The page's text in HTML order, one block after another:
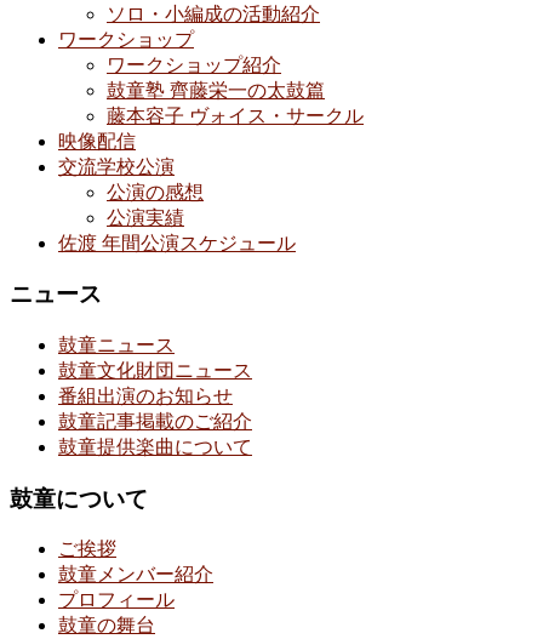
ソロ・小編成の活動紹介
ワークショップ
ワークショップ紹介
鼓童塾 齊藤栄一の太鼓篇
藤本容子 ヴォイス・サークル
映像配信
交流学校公演
公演の感想
公演実績
佐渡 年間公演スケジュール
ニュース
鼓童ニュース
鼓童文化財団ニュース
番組出演のお知らせ
鼓童記事掲載のご紹介
鼓童提供楽曲について
鼓童について
ご挨拶
鼓童メンバー紹介
プロフィール
鼓童の舞台